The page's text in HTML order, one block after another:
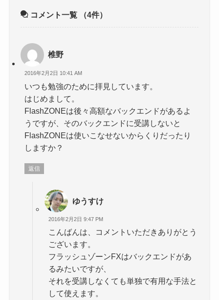
コメント一覧 （4件）
椎野
2016年2月2日 10:41 AM
いつも勉強のために拝見しています。
はじめまして。
FlashZONEは後々高額なバックエンドがあるよ
うですが、そのバックエンドに受講しないと
FlashZONEは使いこなせないからくりだったり
しますか？
返信
ゆうすけ
2016年2月2日 9:47 PM
こんばんは、コメントいただきありがとう
ございます。
フラッシュゾーンFXはバックエンドがあ
るみたいですが、
それを受講しなくても単独で有用な手法と
して使えます。